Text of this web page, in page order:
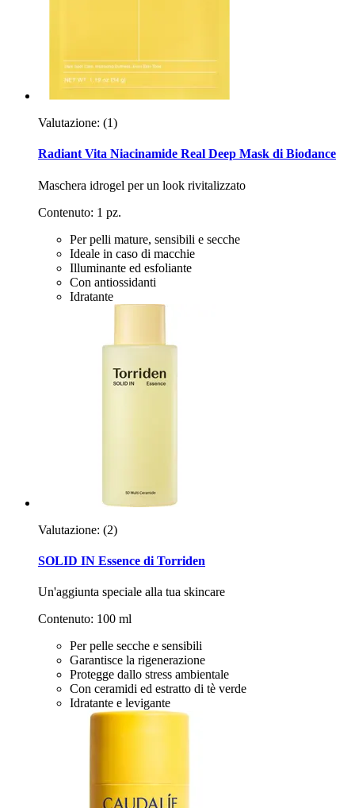
Valutazione: (1)
Radiant Vita Niacinamide Real Deep Mask di Biodance
Maschera idrogel per un look rivitalizzato
Contenuto: 1 pz.
Per pelli mature, sensibili e secche
Ideale in caso di macchie
Illuminante ed esfoliante
Con antiossidanti
Idratante
Valutazione: (2)
SOLID IN Essence di Torriden
Un'aggiunta speciale alla tua skincare
Contenuto: 100 ml
Per pelle secche e sensibili
Garantisce la rigenerazione
Protegge dallo stress ambientale
Con ceramidi ed estratto di tè verde
Idratante e levigante